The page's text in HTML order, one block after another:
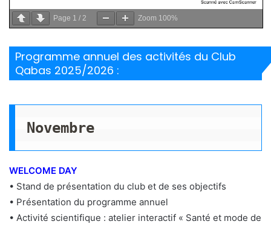
Page 1 / 2 Zoom 100%
Programme annuel des activités du Club
Qabas 2025/2026 :
Novembre
WELCOME DAY
• Stand de présentation du club et de ses objectifs
• Présentation du programme annuel
• Activité scientifique : atelier interactif « Santé et mode de